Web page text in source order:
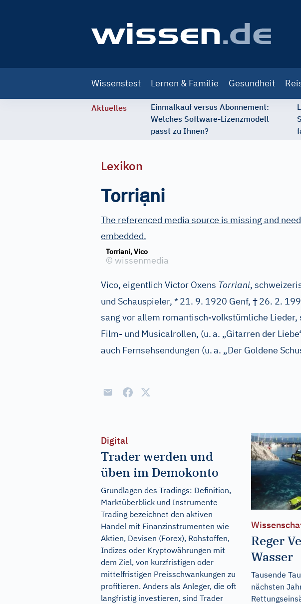
navigation
Wissenstest Lernen & Familie Gesundheit
Aktuelles
Einmalkauf versus Abonnement:
Welches Software-Lizenzmodell
passt zu Ihnen?
Lexikon
Torriạni
The referenced media source is missing and
embedded.
Torriani, Vico
© wissenmedia
Vico, eigentlich Victor Oxens Torriani,
und Schauspieler, *21. 9. 1920 Genf, †26. 2.
sang vor allem romantisch-volkstümliche Lieder,
Film- und Musicalrollen, (u.a. „Gitarren der
auch Fernsehsendungen (u.a. „Der Goldene
Digital
Trader werden und
üben im Demokonto
Grundlagen des Tradings: Definition,
Marktüberblick und Instrumente
Trading bezeichnet den aktiven
Handel mit Finanzinstrumenten wie
Aktien, Devisen (Forex), Rohstoffen,
Indizes oder Kryptowährungen mit
dem Ziel, von kurzfristigen oder
mittelfristigen Preisschwankungen zu
profitieren. Anders als Anleger, die oft
langfristig investieren, sind Trader
Reger
Wasser
Tausende
nächsten